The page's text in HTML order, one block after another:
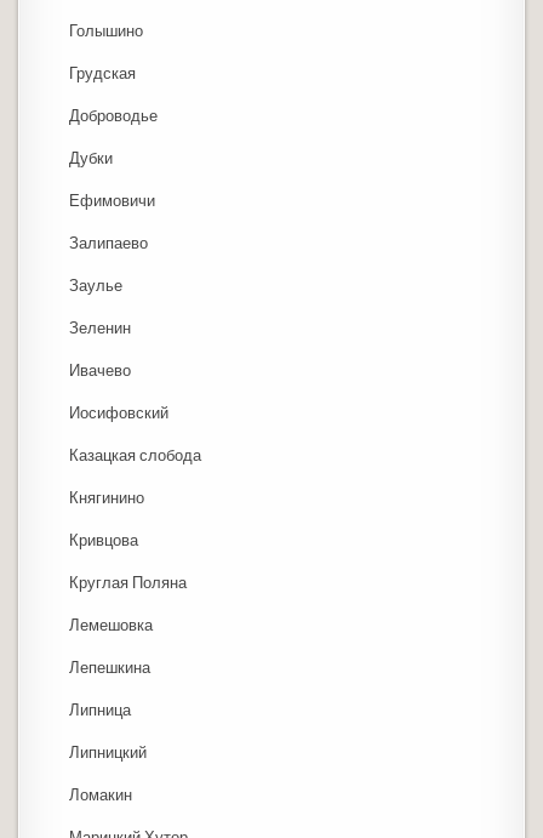
Голышино
Грудская
Доброводье
Дубки
Ефимовичи
Залипаево
Заулье
Зеленин
Ивачево
Иосифовский
Казацкая слобода
Княгинино
Кривцова
Круглая Поляна
Лемешовка
Лепешкина
Липница
Липницкий
Ломакин